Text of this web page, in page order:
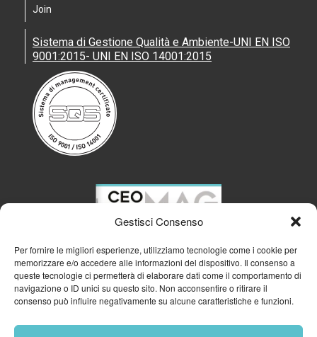
Gestisci Consenso
Per fornire le migliori esperienze, utilizziamo tecnologie come i cookie per
memorizzare e/o accedere alle informazioni del dispositivo. Il consenso a
queste tecnologie ci permetterà di elaborare dati come il comportamento di
navigazione o ID unici su questo sito. Non acconsentire o ritirare il
consenso può influire negativamente su alcune caratteristiche e funzioni.
Join
Sistema di Gestione Qualità e Ambiente-UNI EN ISO
9001:2015- UNI EN ISO 14001:2015